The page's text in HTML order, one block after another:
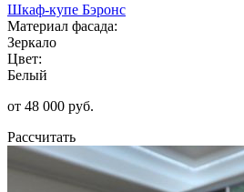
Шкаф-купе Бэронс
Материал фасада:
Зеркало
Цвет:
Белый
от 48 000 руб.
Рассчитать